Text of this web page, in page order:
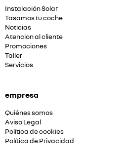
Instalación Solar
Tasamos tu coche
Noticias
Atencion al cliente
Promociones
Taller
Servicios
empresa
Quiénes somos
Aviso Legal
Política de cookies
Política de Privacidad